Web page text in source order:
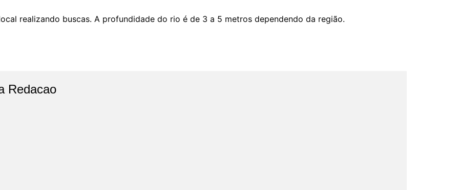
realizando buscas. A profundidade do rio é de 3 a 5 metros dependendo da região.
Redacao